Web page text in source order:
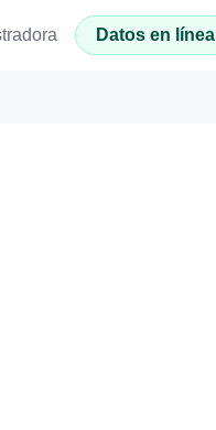
Datos en línea